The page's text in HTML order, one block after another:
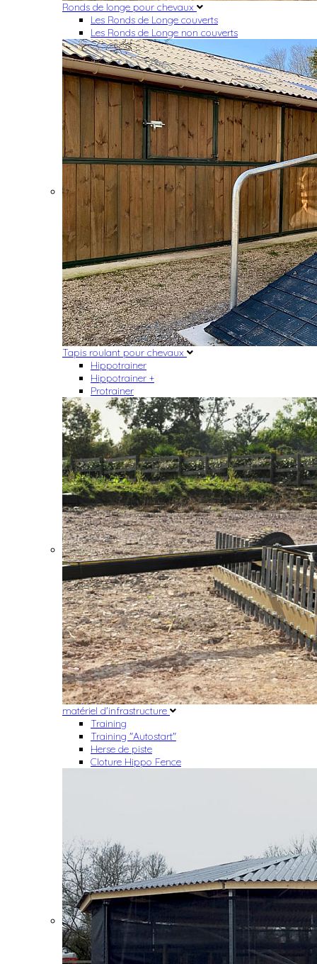
Ronds de longe pour chevaux
Les Ronds de Longe couverts
Les Ronds de Longe non couverts
Tapis roulant pour chevaux
Hippotrainer
Hippotrainer +
Protrainer
matériel d'infrastructure
Training
Training "Autostart"
Herse de piste
Cloture Hippo Fence